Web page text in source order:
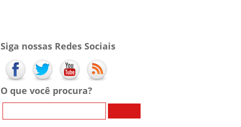
Siga nossas Redes Sociais
O que você procura?